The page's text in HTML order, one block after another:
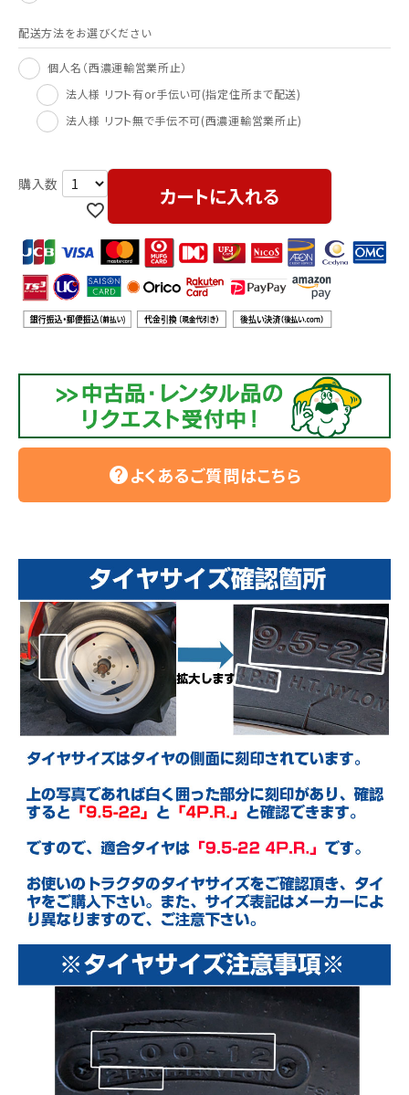
配送方法をお選びください
個人名（西濃運輸営業所止）
法人様 リフト有or手伝い可(指定住所まで配送)
法人様 リフト無で手伝不可(西濃運輸営業所止)
カートに入れる
helpよくあるご質問はこちら